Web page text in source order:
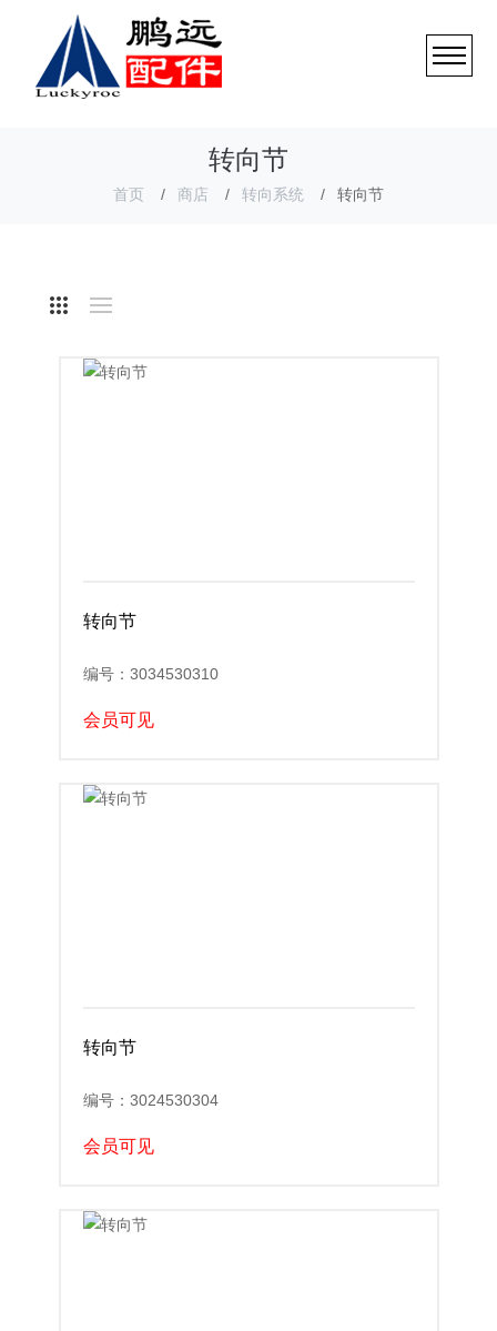
转向节
首页 商店 转向系统 转向节
转向节
编号：3034530310
会员可见
转向节
编号：3024530304
会员可见